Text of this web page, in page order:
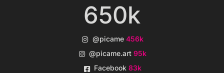
650k
@picame 456k
@picame.art95k
Facebook83k